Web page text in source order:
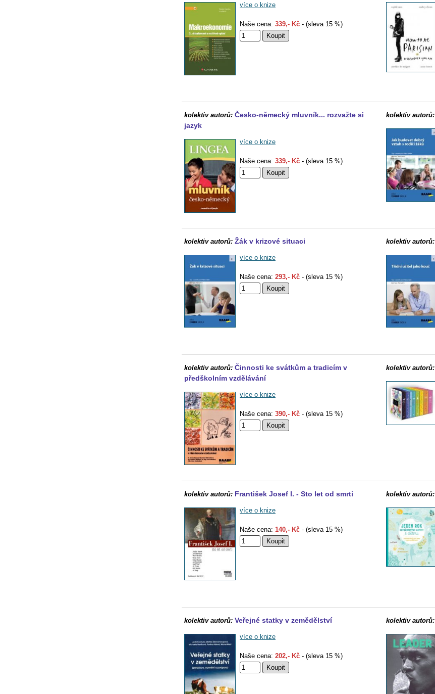
více o knize
Naše cena: 339,- Kč - (sleva 15 %)
kolektiv autorů: Česko-německý mluvník... rozvažte si
jazyk
více o knize
Naše cena: 339,- Kč - (sleva 15 %)
kolektiv autorů:
kolektiv autorů: Žák v krizové situaci
více o knize
Naše cena: 293,- Kč - (sleva 15 %)
kolektiv autorů:
kolektiv autorů: Činnosti ke svátkům a tradicím v
předškolním vzdělávání
více o knize
Naše cena: 390,- Kč - (sleva 15 %)
kolektiv autorů:
kolektiv autorů: František Josef I. - Sto let od smrti
více o knize
Naše cena: 140,- Kč - (sleva 15 %)
kolektiv autorů:
kolektiv autorů: Veřejné statky v zemědělství
více o knize
Naše cena: 202,- Kč - (sleva 15 %)
kolektiv autorů: